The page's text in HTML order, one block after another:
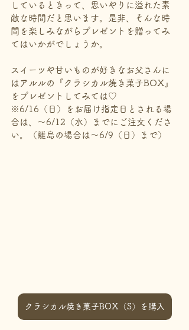
しているときって、思いやりに溢れた素
敵な時間だと思います。是非、そんな時
間を楽しみながらプレゼントを贈ってみ
てはいかがでしょうか。
スイーツや甘いものが好きなお父さんに
はアルルの
『クラシカル焼き菓子BOX』
をプレゼントしてみては♡
※6/16（日）をお届け指定日とされる場
合は、～6/12（水）までにご注文くださ
い。（離島の場合は～6/9（日）まで）
クラシカル焼き菓子BOX（S）を購入